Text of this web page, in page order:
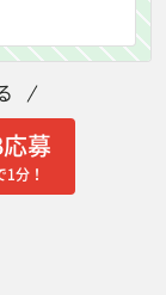
募
分！